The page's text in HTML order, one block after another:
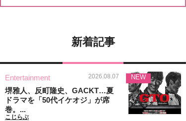
新着記事
Entertainment 2026.08.07
堺雅人、反町隆史、GACKT…夏
ドラマを「50代イケオジ」が席
巻。...
こじらぶ
NEW